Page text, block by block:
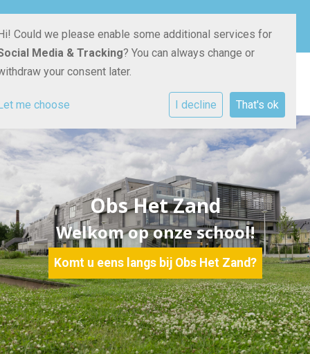
3544 DB Utrecht
Obs Het Zand
Welkom op onze school!
Komt u eens langs bij Obs Het Zand?
Could we please enable some additional services for
Media & Tracking? You can always change or
your consent later.
me choose I decline That's ok